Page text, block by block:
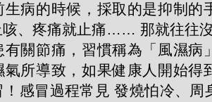
生病的時候，採取的是抑制的
咳、疼痛就止痛…… 那就往往
有關節痛，習慣稱為「風濕病
氣所導致，如果健康人開始得
感冒過程常見 發燒怕冷、周